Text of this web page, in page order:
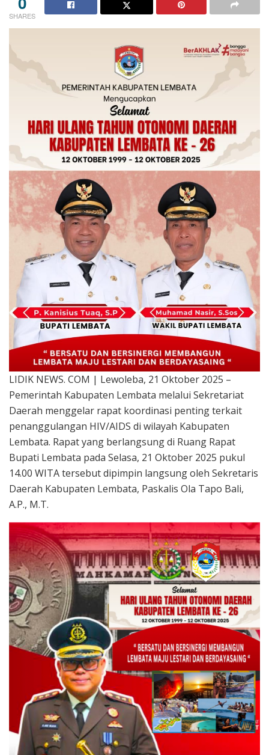
SHARES
LIDIK NEWS. COM | Lewoleba, 21 Oktober 2025 –
Pemerintah Kabupaten Lembata melalui Sekretariat
Daerah menggelar rapat koordinasi penting terkait
penanggulangan HIV/AIDS di wilayah Kabupaten
Lembata. Rapat yang berlangsung di Ruang Rapat
Bupati Lembata pada Selasa, 21 Oktober 2025 pukul
14.00 WITA tersebut dipimpin langsung oleh Sekretaris
Daerah Kabupaten Lembata, Paskalis Ola Tapo Bali,
A.P., M.T.